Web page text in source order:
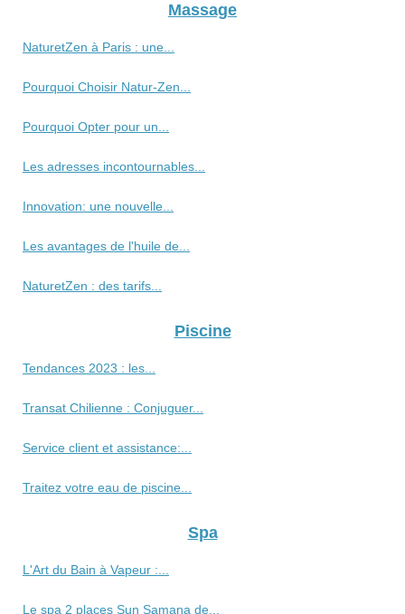
Massage
NaturetZen à Paris : une...
Pourquoi Choisir Natur-Zen...
Pourquoi Opter pour un...
Les adresses incontournables...
Innovation: une nouvelle...
Les avantages de l'huile de...
NaturetZen : des tarifs...
Piscine
Tendances 2023 : les...
Transat Chilienne : Conjuguer...
Service client et assistance:...
Traitez votre eau de piscine...
Spa
L'Art du Bain à Vapeur :...
Le spa 2 places Sun Samana de...